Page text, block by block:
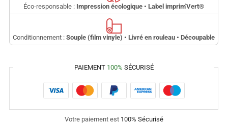
Éco-responsable : Impression écologique • Label imprim'Vert®
Conditionnement : Souple (film vinyle) • Livré en rouleau • Découpable
PAIEMENT 100% SÉCURISÉ
Votre paiement est 100% Sécurisé